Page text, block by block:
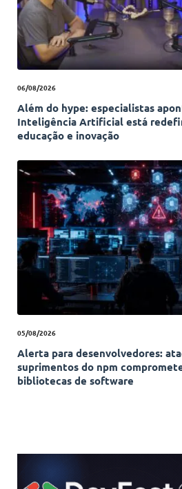
06/08/2026
Além do hype: especialistas
Inteligência Artificial está
educação e inovação
05/08/2026
Alerta para desenvolvedores:
suprimentos do npm
bibliotecas de software